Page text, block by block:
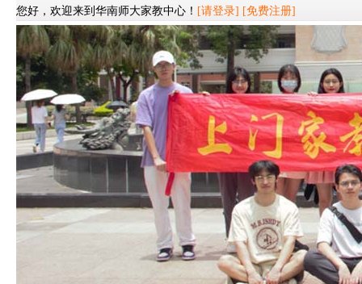
您好，欢迎来到华南师大家教中心！ [请登录] [免费注册]